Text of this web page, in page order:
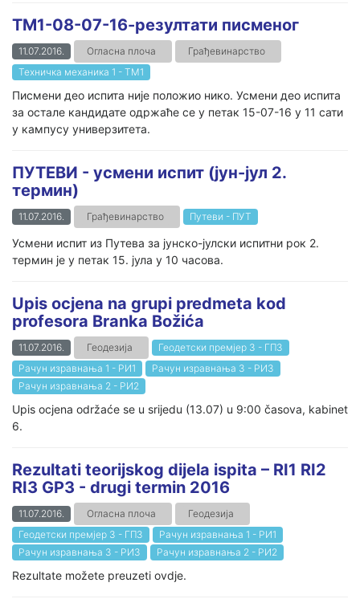
ТМ1-08-07-16-резултати писменог
11.07.2016. Огласна плоча
Грађевинарство
Техничка механика 1 - ТМ1
Писмени део испита није положио нико. Усмени део испита
за остале кандидате одржаће се у петак 15-07-16 у 11 сати
у кампусу универзитета.
ПУТЕВИ - усмени испит (јун-јул 2.
термин)
11.07.2016. Грађевинарство Путеви - ПУТ
Усмени испит из Путева за јунско-јулски испитни рок 2.
термин је у петак 15. јула у 10 часова.
Upis ocjena na grupi predmeta kod
profesora Branka Božića
11.07.2016. Геодезија
Геодетски премјер 3 - ГП3
Рачун изравнања 1 - РИ1
Рачун изравнања 3 - РИ3
Рачун изравнања 2 - РИ2
Upis ocjena održaće se u srijedu (13.07) u 9:00 časova, kabinet
6.
Rezultati teorijskog dijela ispita – RI1 RI2
RI3 GP3 - drugi termin 2016
11.07.2016. Огласна плоча
Геодезија
Геодетски премјер 3 - ГП3
Рачун изравнања 1 - РИ1
Рачун изравнања 3 - РИ3
Рачун изравнања 2 - РИ2
Rezultate možete preuzeti ovdje.